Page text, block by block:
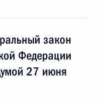
закон
Федерации
27 июня